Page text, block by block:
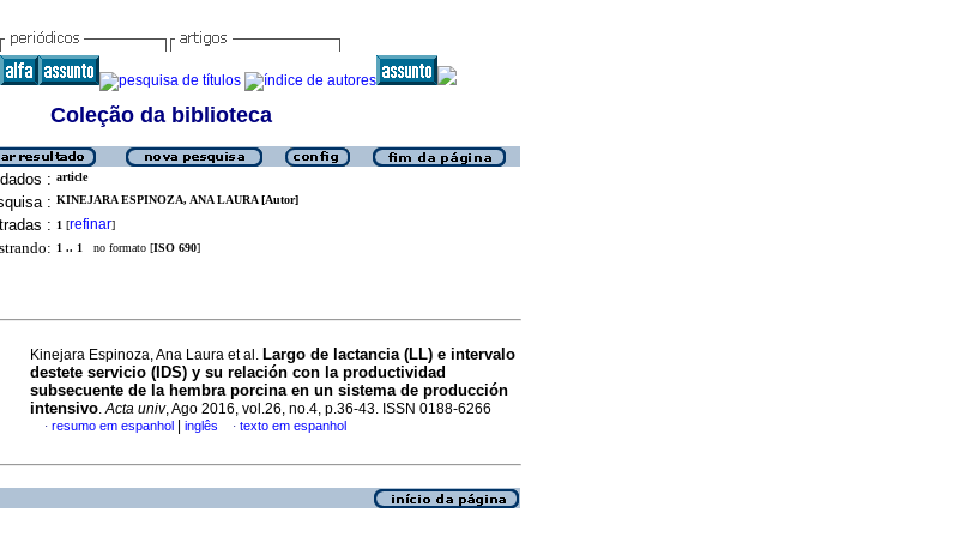
Coleção da biblioteca
: article
: KINEJARA ESPINOZA, ANA LAURA [Autor]
: 1 [refinar]
1 .. 1 no formato [ISO 690]
Kinejara Espinoza, Ana Laura et al. Largo de lactancia (LL) e intervalo
destete servicio (IDS) y su relación con la productividad
subsecuente de la hembra porcina en un sistema de producción
intensivo.Acta univ, Ago 2016, vol.26, no.4, p.36-43. ISSN 0188-6266
· resumo em espanhol inglês · texto em espanhol